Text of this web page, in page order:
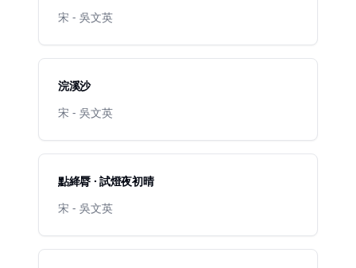
宋 - 吳文英
浣溪沙
宋 - 吳文英
點絳脣 · 試燈夜初晴
宋 - 吳文英